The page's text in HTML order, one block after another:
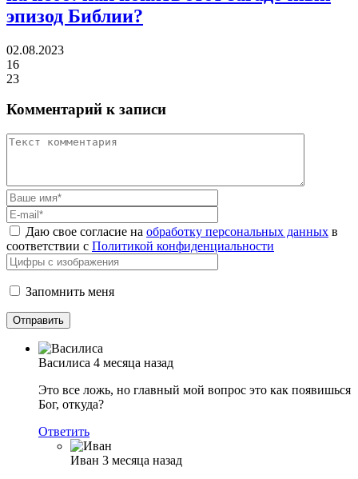
эпизод Библии?
02.08.2023
16
23
Комментарий к записи
Даю свое согласие на обработку персональных данных в
соответствии с Политикой конфиденциальности
Запомнить меня
Василиса 4 месяца назад
Это все ложь, но главный мой вопрос это как появишься
Бог, откуда?
Ответить
Иван 3 месяца назад